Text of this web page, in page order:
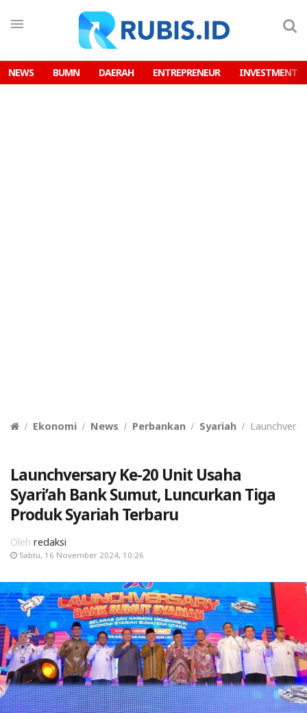
NEWS BUMN DAERAH ENTREPRENEUR INVESTMENT
Ekonomi News Perbankan Syariah
Launchversary Ke-20 Unit Usaha
Syari’ah Bank Sumut, Luncurkan Tiga
Produk Syariah Terbaru
Oleh redaksi
Sabtu, 16 November 2024, 10:26